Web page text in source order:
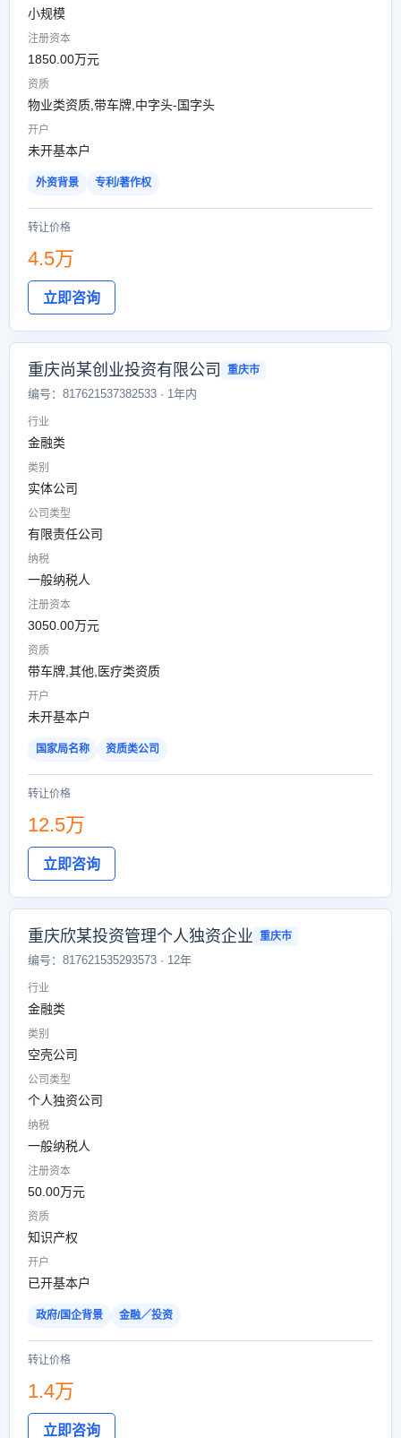
小规模
注册资本
1850.00万元
资质
物业类资质,带车牌,中字头-国字头
开户
未开基本户
外资背景 专利/著作权
转让价格
4.5万
立即咨询
重庆尚某创业投资有限公司 重庆市
编号：817621537382533 · 1年内
行业
金融类
类别
实体公司
公司类型
有限责任公司
纳税
一般纳税人
注册资本
3050.00万元
资质
带车牌,其他,医疗类资质
开户
未开基本户
国家局名称 资质类公司
转让价格
12.5万
立即咨询
重庆欣某投资管理个人独资企业 重庆市
编号：817621535293573 · 12年
行业
金融类
类别
空壳公司
公司类型
个人独资公司
纳税
一般纳税人
注册资本
50.00万元
资质
知识产权
开户
已开基本户
政府/国企背景 金融／投资
转让价格
1.4万
立即咨询